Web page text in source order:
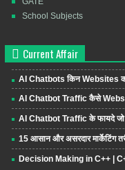
School Subjects
Current Affair
AI Chatbots किन Websites
AI Chatbot Traffic कैसे
AI Chatbot Traffic के फायदे जो
15 आसान और असरदार मार्केटिंग
Decision Making in C++ |